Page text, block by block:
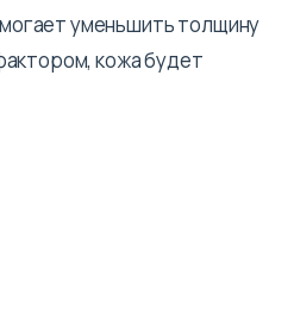
уменьшить толщину
кожа будет